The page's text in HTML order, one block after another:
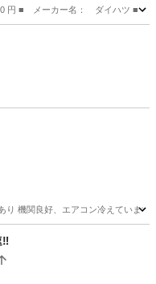
■ メーカー名： ダイハツ ■ 車
り 機関良好、エアコン冷えていま
‼️